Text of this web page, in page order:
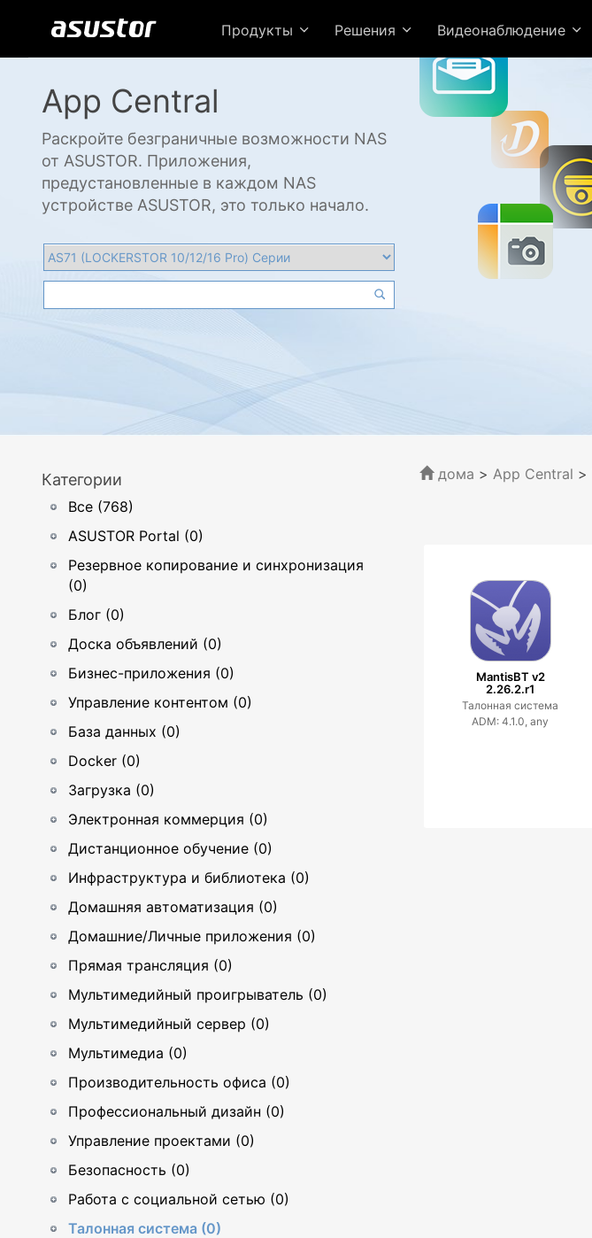
Продукты Решения Видеонаблюдение
App Central
Раскройте безграничные возможности NAS
от ASUSTOR. Приложения,
предустановленные в каждом NAS
устройстве ASUSTOR, это только начало.
Категории
Все (768)
ASUSTOR Portal (0)
Резервное копирование и синхронизация
(0)
Блог (0)
Доска объявлений (0)
Бизнес-приложения (0)
Управление контентом (0)
База данных (0)
Docker (0)
Загрузка (0)
Электронная коммерция (0)
Дистанционное обучение (0)
Инфраструктура и библиотека (0)
Домашняя автоматизация (0)
Домашние/Личные приложения (0)
Прямая трансляция (0)
Мультимедийный проигрыватель (0)
Мультимедийный сервер (0)
Мультимедиа (0)
Производительность офиса (0)
Профессиональный дизайн (0)
Управление проектами (0)
Безопасность (0)
Работа с социальной сетью (0)
Талонная система (0)
дома > App Central >
MantisBT v2
2.26.2.r1
Талонная система
ADM: 4.1.0, any